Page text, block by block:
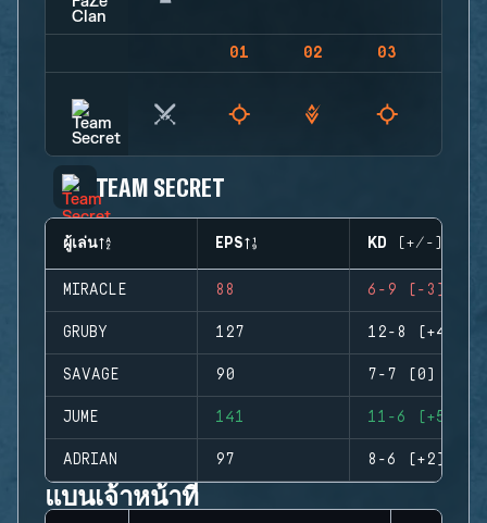
01 02 03
TEAM SECRET
ผู้เล่น EPS KD (+/-)
MIRACLE 88 6-9 (-3)
GRUBY 127 12-8 (+4)
SAVAGE 90 7-7 (0)
JUME 141 11-6 (+5)
ADRIAN 97 8-6 (+2)
แบนเจ้าหน้าที่